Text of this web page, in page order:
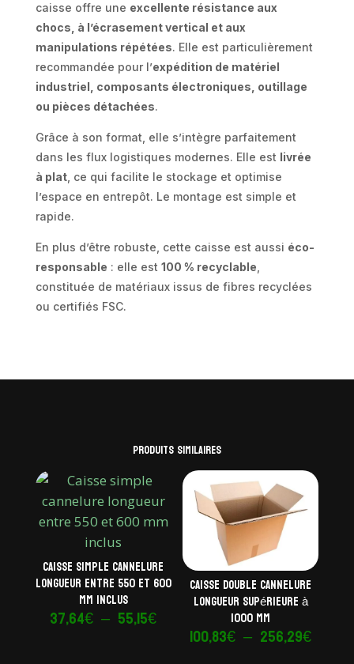
caisse offre une excellente résistance aux
chocs, à l’écrasement vertical et aux
manipulations répétées. Elle est particulièrement
recommandée pour l’expédition de matériel
industriel, composants électroniques, outillage
ou pièces détachées.
Grâce à son format, elle s’intègre parfaitement
dans les flux logistiques modernes. Elle est livrée
à plat, ce qui facilite le stockage et optimise
l’espace en entrepôt. Le montage est simple et
rapide.
En plus d’être robuste, cette caisse est aussi éco-
responsable : elle est 100 % recyclable
constituée de matériaux issus de fibres recyclées
ou certifiés FSC.
Produits similaires
Caisse simple cannelure
longueur entre 550 et 600
mm inclus
37,64€ – 55,15€Plage
Caisse double cannelure
longueur supérieure à
1000 mm
100,83€ – 256,29€Plage